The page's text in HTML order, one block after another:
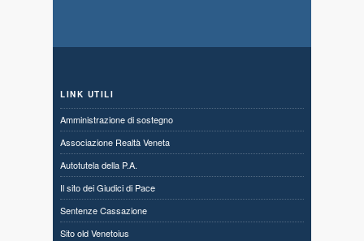
LINK UTILI
Amministrazione di sostegno
Associazione Realtà Veneta
Autotutela della P.A.
Il sito dei Giudici di Pace
Sentenze Cassazione
Sito old Venetoius